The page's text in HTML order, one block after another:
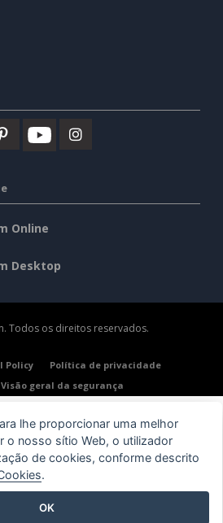
Online
Desktop
Todos os direitos reservados.
Policy
Política de privacidade
Visão geral da segurança
lhe proporcionar uma melhor
o nosso sítio Web, o utilizador
de cookies, conforme descrito
.
OK